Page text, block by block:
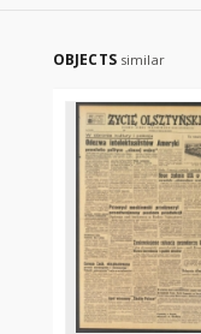
OBJECTS similar